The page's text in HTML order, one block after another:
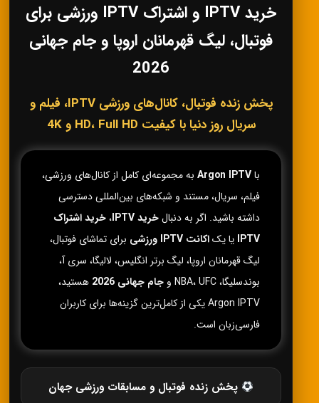
خرید IPTV و اشتراک IPTV ورزشی برای
فوتبال، لیگ قهرمانان اروپا و جام جهانی
2026
پخش زنده فوتبال، کانال‌های ورزشی IPTV، فیلم و
سریال روز دنیا با کیفیت HD، Full HD و 4K
باArgon IPTV به مجموعه‌ای کامل از کانال‌های ورزشی،
فیلم، سریال، مستند و شبکه‌های بین‌المللی دسترسی
داشته باشید. اگر به دنبالخرید IPTV ،خرید اشتراک
IPTV یا یکاکانت IPTV ورزشی
برای تماشای فوتبال،
لیگ قهرمانان اروپا، لیگ برتر انگلیس، لالیگا، سری آ،
بوندسلیگا، NBA، UFC و
جام جهانی 2026
هستید،
Argon IPTV یکی از کامل‌ترین گزینه‌ها برای کاربران
فارسی‌زبان است.
پخش زنده فوتبال و مسابقات ورزشی جهان